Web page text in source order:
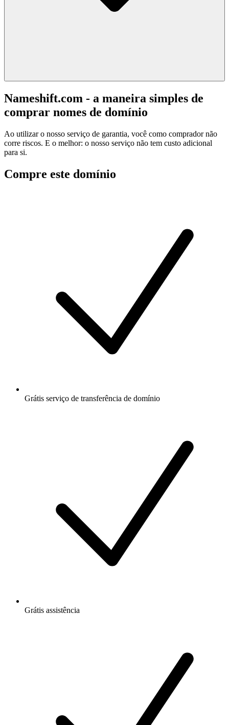
Nameshift.com - a maneira simples de
comprar nomes de domínio
Ao utilizar o nosso serviço de garantia, você como comprador não
corre riscos. E o melhor: o nosso serviço não tem custo adicional
para si.
Compre este domínio
Grátis serviço de transferência de domínio
Grátis assistência